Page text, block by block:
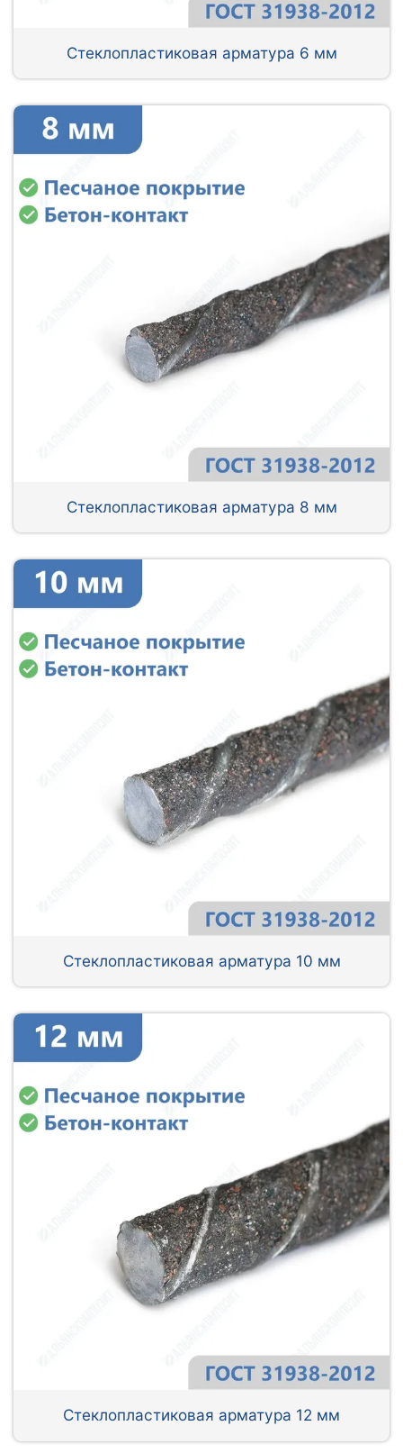
Стеклопластиковая арматура 6 мм
Стеклопластиковая арматура 8 мм
Стеклопластиковая арматура 10 мм
Стеклопластиковая арматура 12 мм